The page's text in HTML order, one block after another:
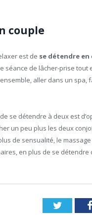
couple
est de se détendre en
séance de lâcher-prise
aller dans un spa,
se détendre à deux est
un peu plus les deux
de sensualité, le
en plus de se
Twitter